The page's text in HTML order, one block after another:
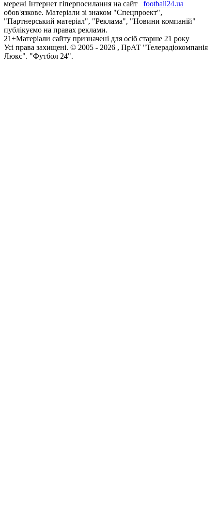
мережі Інтернет гіперпосилання на сайт
football24.ua
обов'язкове. Матеріали зі знаком "Спецпроект",
"Партнерський матеріал", "Реклама", "Новини компаній"
публікуємо на правах реклами.
21+Матеріали сайту призначені для осіб старше 21 року
Усi права захищенi. © 2005 - 2026 , ПрАТ "Телерадіокомпанія
Люкс". "Футбол 24".